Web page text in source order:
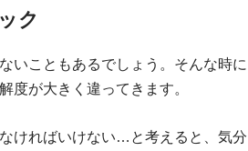
ク
いこともあるでしょう。そんな時に
度が大きく違ってきます。
ければいけない…と考えると、気分